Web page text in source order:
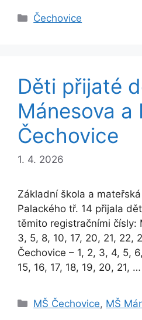
Rubriky
Čechovice
Děti přijaté
Mánesova a
Čechovice
1. 4. 2026
Základní škola a
Palackého tř. 14 přijala
těmito registračními čísly:
3, 5, 8, 10, 17, 20, 21, 22,
Čechovice – 1, 2, 3, 4, 5,
15, 16, 17, 18, 19, 20, 21, …
Rubriky
MŠ Čechovice, MŠ